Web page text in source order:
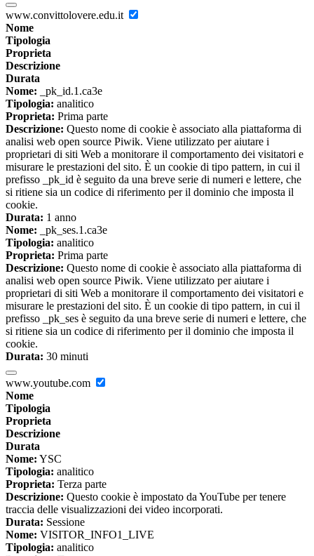
www.convittolovere.edu.it
Nome
Tipologia
Proprieta
Descrizione
Durata
Nome: _pk_id.1.ca3e
Tipologia: analitico
Proprieta: Prima parte
Descrizione: Questo nome di cookie è associato alla piattaforma di
analisi web open source Piwik. Viene utilizzato per aiutare i
proprietari di siti Web a monitorare il comportamento dei visitatori e
misurare le prestazioni del sito. È un cookie di tipo pattern, in cui il
prefisso _pk_id è seguito da una breve serie di numeri e lettere, che
si ritiene sia un codice di riferimento per il dominio che imposta il
cookie.
Durata: 1 anno
Nome: _pk_ses.1.ca3e
Tipologia: analitico
Proprieta: Prima parte
Descrizione: Questo nome di cookie è associato alla piattaforma di
analisi web open source Piwik. Viene utilizzato per aiutare i
proprietari di siti Web a monitorare il comportamento dei visitatori e
misurare le prestazioni del sito. È un cookie di tipo pattern, in cui il
prefisso _pk_ses è seguito da una breve serie di numeri e lettere, che
si ritiene sia un codice di riferimento per il dominio che imposta il
cookie.
Durata: 30 minuti
www.youtube.com
Nome
Tipologia
Proprieta
Descrizione
Durata
Nome: YSC
Tipologia: analitico
Proprieta: Terza parte
Descrizione: Questo cookie è impostato da YouTube per tenere
traccia delle visualizzazioni dei video incorporati.
Durata: Sessione
Nome: VISITOR_INFO1_LIVE
Tipologia: analitico